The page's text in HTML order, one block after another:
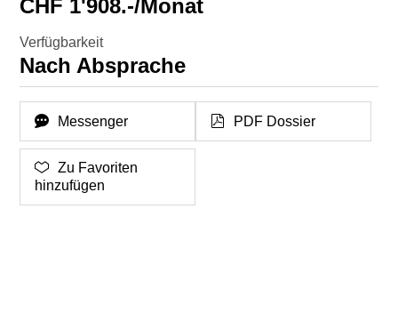
CHF 1'908.-/Monat
Verfügbarkeit
Nach Absprache
Messenger PDF Dossier
Zu Favoriten
hinzufügen